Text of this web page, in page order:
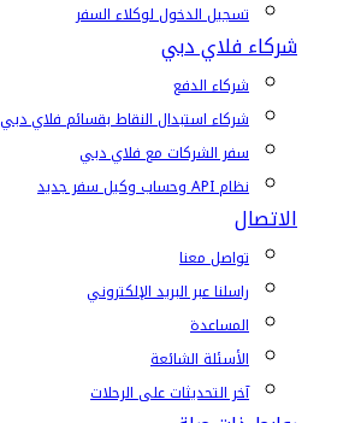
تسجيل الدخول لوكلاء السفر
شركاء فلاي دبي
شركاء الدفع
شركاء استبدال النقاط بقسائم فلاي دبي
سفر الشركات مع فلاي دبي
نظام API وحساب وكيل سفر جديد
الاتصال
تواصل معنا
راسلنا عبر البريد الإلكتروني
المساعدة
الأسئلة الشائعة
آخر التحديثات على الرحلات